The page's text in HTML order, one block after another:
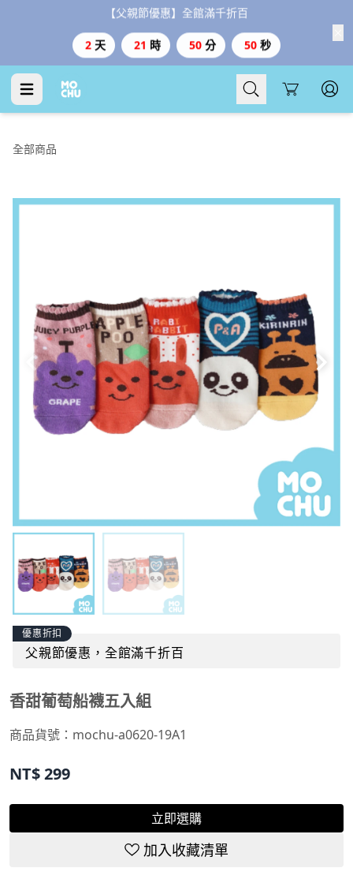
【父親節優惠】全館滿千折百
2 天 21 時 50 分 49 秒
Cart
全部商品
優惠折扣
父親節優惠，全館滿千折百
香甜葡萄船襪五入組
商品貨號： mochu-a0620-19A1
NT$299
立即選購
加入收藏清單